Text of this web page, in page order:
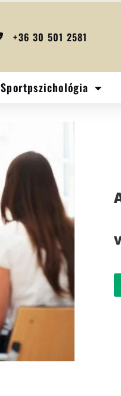
+36 30 501 2581
Sportpszichológia